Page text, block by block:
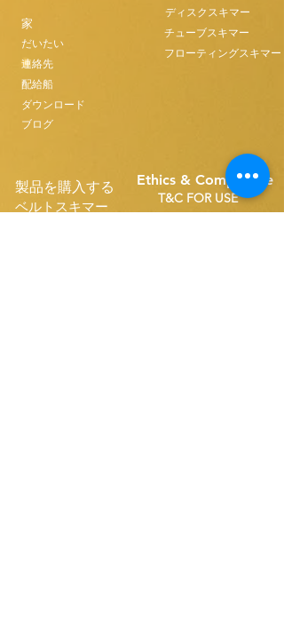
家
だいたい
連絡先
配給船
ダウンロード
ブログ
ディスクスキマー
チューブスキマー
フローティングスキマー
製品を購入する
ベルトスキマー
Ethics & Compilance
T&C FOR USE